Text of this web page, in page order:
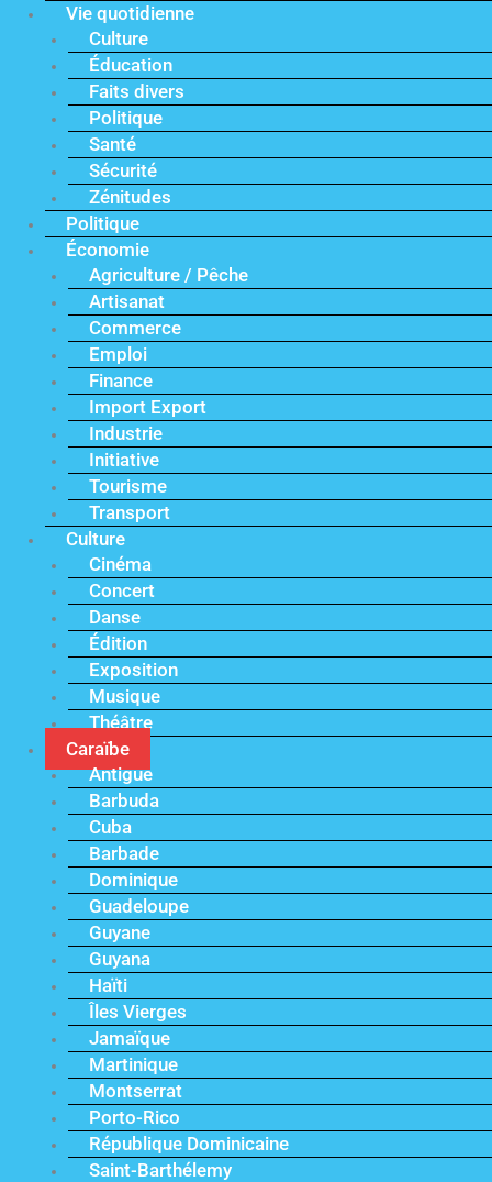
Vie quotidienne
Culture
Éducation
Faits divers
Politique
Santé
Sécurité
Zénitudes
Politique
Économie
Agriculture / Pêche
Artisanat
Commerce
Emploi
Finance
Import Export
Industrie
Initiative
Tourisme
Transport
Culture
Cinéma
Concert
Danse
Édition
Exposition
Musique
Théâtre
Caraïbe
Antigue
Barbuda
Cuba
Barbade
Dominique
Guadeloupe
Guyane
Guyana
Haïti
Îles Vierges
Jamaïque
Martinique
Montserrat
Porto-Rico
République Dominicaine
Saint-Barthélemy